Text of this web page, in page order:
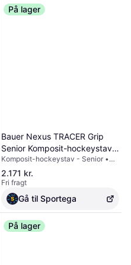
Skridsikker grebsteknologi: ja •
Klinge-materiale: TeXtreme
På lager
Bauer Nexus TRACER Grip
Senior Komposit-hockeystav
P92 (Matthews) venstre hånd
ned, flex 77
Komposit-hockeystav - Senior •
Professionel • Flex (hårdhed): 87 -
77 - 70 - 65 • Samlet længde: 170
cm (flex 77), 170 cm (flex 87), 165
cm (flex 65), 165 cm (flex 70) •
medium sparkpunkt • Skaftets
profilgeometri: ER Spine •
Skridsikker grebsteknologi: ja •
Klinge-materiale: TeXtreme
2.171 kr.
Fri fragt
Gå til Sportega
På lager